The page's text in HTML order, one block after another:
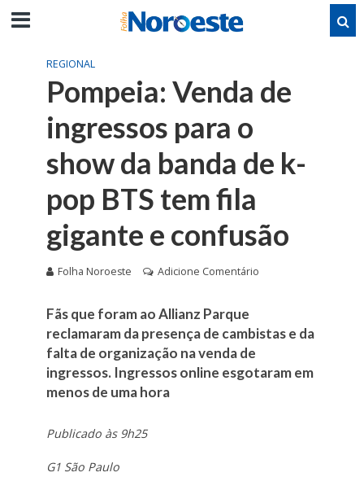
REGIONAL
Pompeia: Venda de
ingressos para o
show da banda de k-
pop BTS tem fila
gigante e confusão
Folha Noroeste Adicione Comentário
Fãs que foram ao Allianz Parque
reclamaram da presença de cambistas e da
falta de organização na venda de
ingressos. Ingressos online esgotaram em
menos de uma hora
Publicado às 9h25
G1 São Paulo